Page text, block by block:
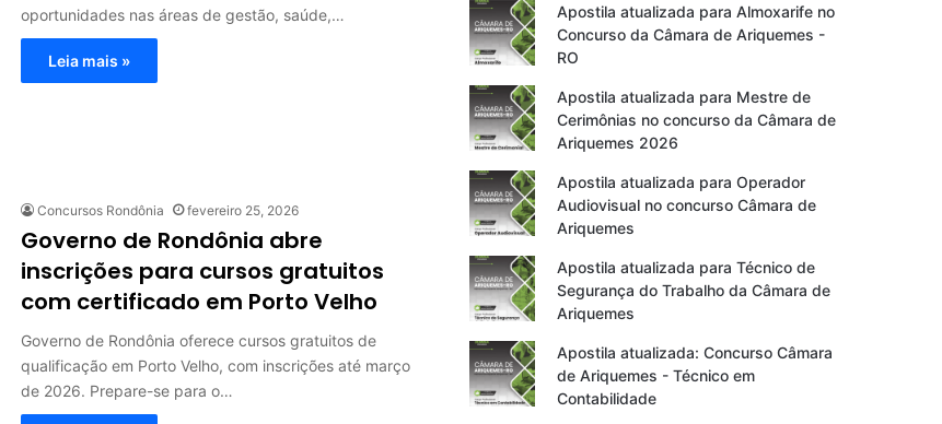
oportunidades nas áreas de gestão, saúde,…
Leia mais »
Concursos Rondônia fevereiro 25, 2026
Governo de Rondônia abre
inscrições para cursos gratuitos
com certificado em Porto Velho
Governo de Rondônia oferece cursos gratuitos de
qualificação em Porto Velho, com inscrições até março
de 2026. Prepare-se para o…
Apostila atualizada para Almoxarife no
Concurso da Câmara de Ariquemes -
RO
Apostila atualizada para Mestre de
Cerimônias no concurso da Câmara de
Ariquemes 2026
Apostila atualizada para Operador
Audiovisual no concurso Câmara de
Ariquemes
Apostila atualizada para Técnico de
Segurança do Trabalho da Câmara de
Ariquemes
Apostila atualizada: Concurso Câmara
de Ariquemes - Técnico em
Contabilidade